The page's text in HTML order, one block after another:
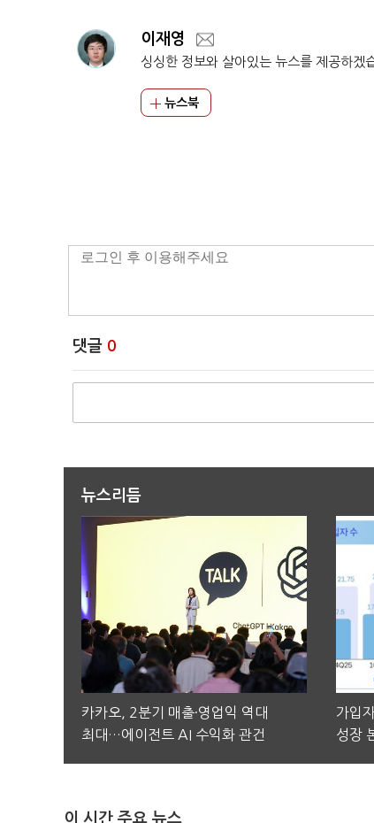
이재영
싱싱한 정보와 살아있는 뉴스를 제공하겠
뉴스북
댓글 0
뉴스리듬
카카오, 2분기 매출·영업익 역대
최대…에이전트 AI 수익화 관건
가입
성장
이 시간 주요 뉴스